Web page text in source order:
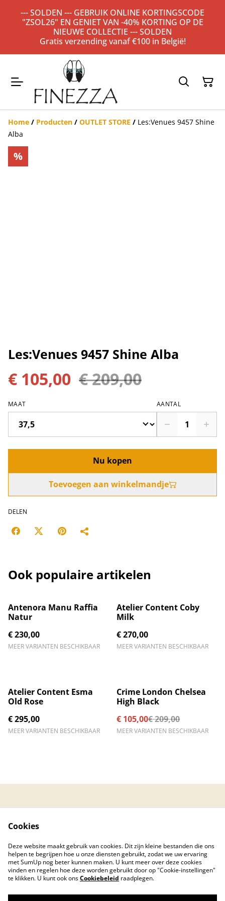
--- SOLDEN --- GEBRUIK ONLINE KORTINGSCODE
"ZSOL26" EN GENIET VAN -40% KORTING OP DE
NIEUWE COLLECTIE --- SOLDEN
Gratis verzending vanaf €100 in België!
Home / Producten / OUTLET STORE / Les:Venues 9457 Shine
Alba
%
Les:Venues 9457 Shine Alba
€ 105,00 € 209,00
MAAT AANTAL
Nu kopen
Toevoegen aan winkelmandje
DELEN
Ook populaire artikelen
Antenora Manu Raffia
Natur
€ 230,00
MEER VARIANTEN BESCHIKBAAR
Atelier Content Coby
Milk
€ 270,00
MEER VARIANTEN BESCHIKBAAR
Atelier Content Esma
Old Rose
€ 295,00
MEER VARIANTEN BESCHIKBAAR
%
Crime London Chelsea
High Black
€ 105,00€ 209,00
MEER VARIANTEN BESCHIKBAAR
Created by © 2026
PC Care Center
Cookies
Deze website maakt gebruik van cookies. Dit zijn kleine bestanden die ons
helpen te begrijpen hoe u onze diensten gebruikt, zodat we uw ervaring
met SumUp nog beter kunnen maken. U kunt meer over deze cookies
vinden en regelen hoe deze worden gebruikt door op "Cookie-instellingen"
te klikken. U kunt ook onsCookiebeleid raadplegen.